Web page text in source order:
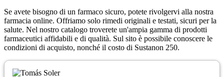
Se avete bisogno di un farmaco sicuro, potete rivolgervi alla nostra
farmacia online. Offriamo solo rimedi originali e testati, sicuri per la
salute. Nel nostro catalogo troverete un'ampia gamma di prodotti
farmaceutici affidabili e di qualità. Sul sito è possibile conoscere le
condizioni di acquisto, nonché il costo di Sustanon 250.